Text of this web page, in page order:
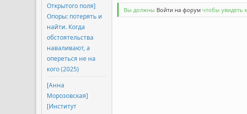
Открытого поля]
Опоры: потерять и
найти. Когда
обстоятельства
наваливают, а
опереться не на
кого (2025)
[Анна
Морозовская]
[Институт
Вы должны Войти на форум чтобы увидеть